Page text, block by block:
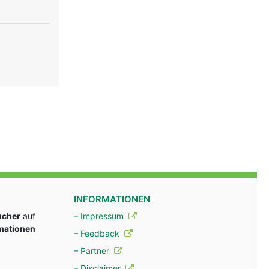
auf
INFORMATIONEN
– Impressum
– Feedback
– Partner